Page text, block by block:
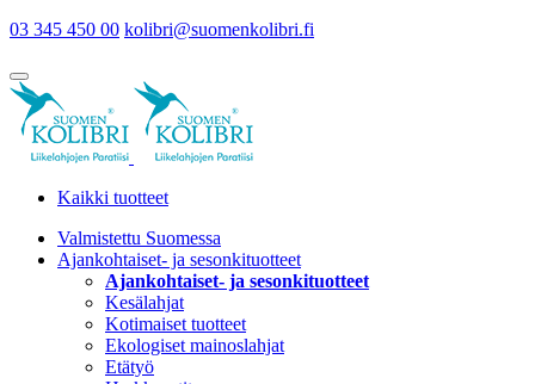
03 345 450 00 kolibri@suomenkolibri.fi
Kaikki tuotteet
Valmistettu Suomessa
Ajankohtaiset- ja sesonkituotteet
Ajankohtaiset- ja sesonkituotteet
Kesälahjat
Kotimaiset tuotteet
Ekologiset mainoslahjat
Etätyö